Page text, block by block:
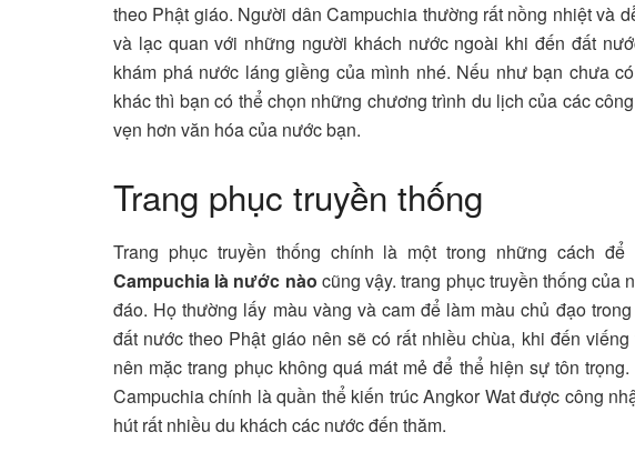
theo Phật giáo. Người dân Campuchia thường rất nồng nhiệt và
và lạc quan với những người khách nước ngoài khi đến đất
khám phá nước láng giềng của mình nhé. Nếu như bạn chưa
khác thì bạn có thể chọn những chương trình du lịch của các
vẹn hơn văn hóa của nước bạn.
Trang phục truyền thống
Trang phục truyền thống chính là một trong những cách
Campuchia là nước nào cũng vậy. trang phục truyền thống của
đáo. Họ thường lấy màu vàng và cam để làm màu chủ đạo
đất nước theo Phật giáo nên sẽ có rất nhiều chùa, khi đến
nên mặc trang phục không quá mát mẻ để thể hiện sự tôn
Campuchia chính là quần thể kiến trúc Angkor Wat được công
hút rất nhiều du khách các nước đến thăm.